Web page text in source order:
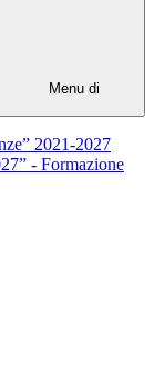
Menu di
2021-2027
- Formazione